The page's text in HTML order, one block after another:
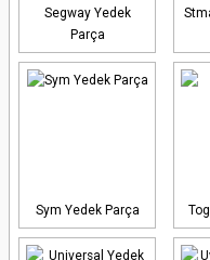
Segway Yedek
Parça
Sym Yedek Parça